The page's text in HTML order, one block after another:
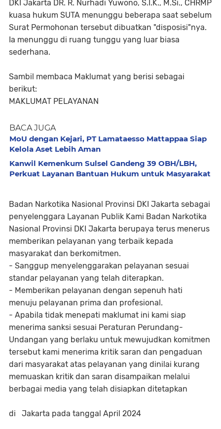
DKI Jakarta DR. R. Nurhadi Yuwono, S.I.K., M.Si., CHRMP
kuasa hukum SUTA menunggu beberapa saat sebelum
Surat Permohonan tersebut dibuatkan "disposisi"nya.
Ia menunggu di ruang tunggu yang luar biasa
sederhana.
Sambil membaca Maklumat yang berisi sebagai
berikut:
MAKLUMAT PELAYANAN
BACA JUGA
MoU dengan Kejari, PT Lamataesso Mattappaa Siap
Kelola Aset Lebih Aman
Kanwil Kemenkum Sulsel Gandeng 39 OBH/LBH,
Perkuat Layanan Bantuan Hukum untuk Masyarakat
Badan Narkotika Nasional Provinsi DKI Jakarta sebagai
penyelenggara Layanan Publik Kami Badan Narkotika
Nasional Provinsi DKI Jakarta berupaya terus menerus
memberikan pelayanan yang terbaik kepada
masyarakat dan berkomitmen.
- Sanggup menyelenggarakan pelayanan sesuai
standar pelayanan yang telah diterapkan.
- Memberikan pelayanan dengan sepenuh hati
menuju pelayanan prima dan profesional.
- Apabila tidak menepati maklumat ini kami siap
menerima sanksi sesuai Peraturan Perundang-
Undangan yang berlaku untuk mewujudkan komitmen
tersebut kami menerima kritik saran dan pengaduan
dari masyarakat atas pelayanan yang dinilai kurang
memuaskan kritik dan saran disampaikan melalui
berbagai media yang telah disiapkan ditetapkan
di Jakarta pada tanggal April 2024